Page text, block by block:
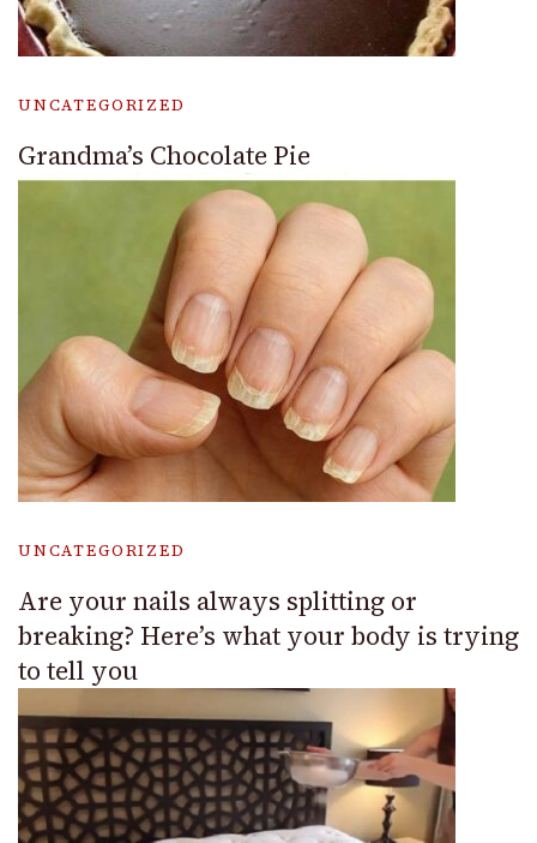
UNCATEGORIZED
Grandma’s Chocolate Pie
UNCATEGORIZED
Are your nails always splitting or
breaking? Here’s what your body is trying
to tell you